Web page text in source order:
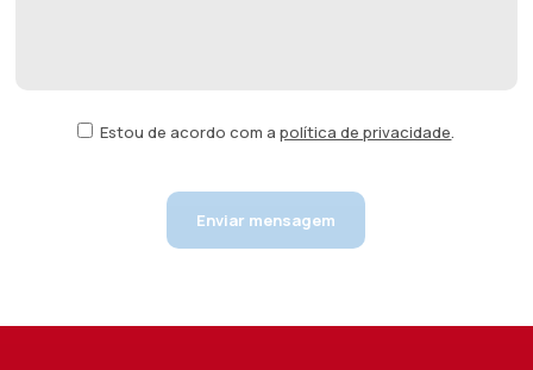
Estou de acordo com apolítica de privacidade.